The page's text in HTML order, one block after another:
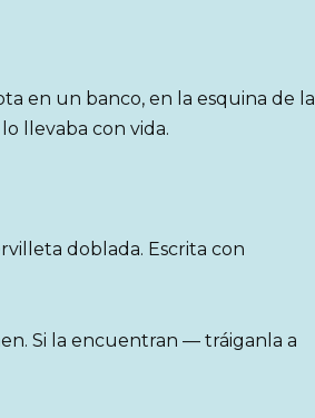
en un banco, en la esquina de la
llevaba con vida.
doblada. Escrita con
Si la encuentran — tráiganla a